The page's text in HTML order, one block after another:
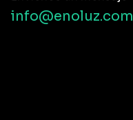
info@enoluz.com